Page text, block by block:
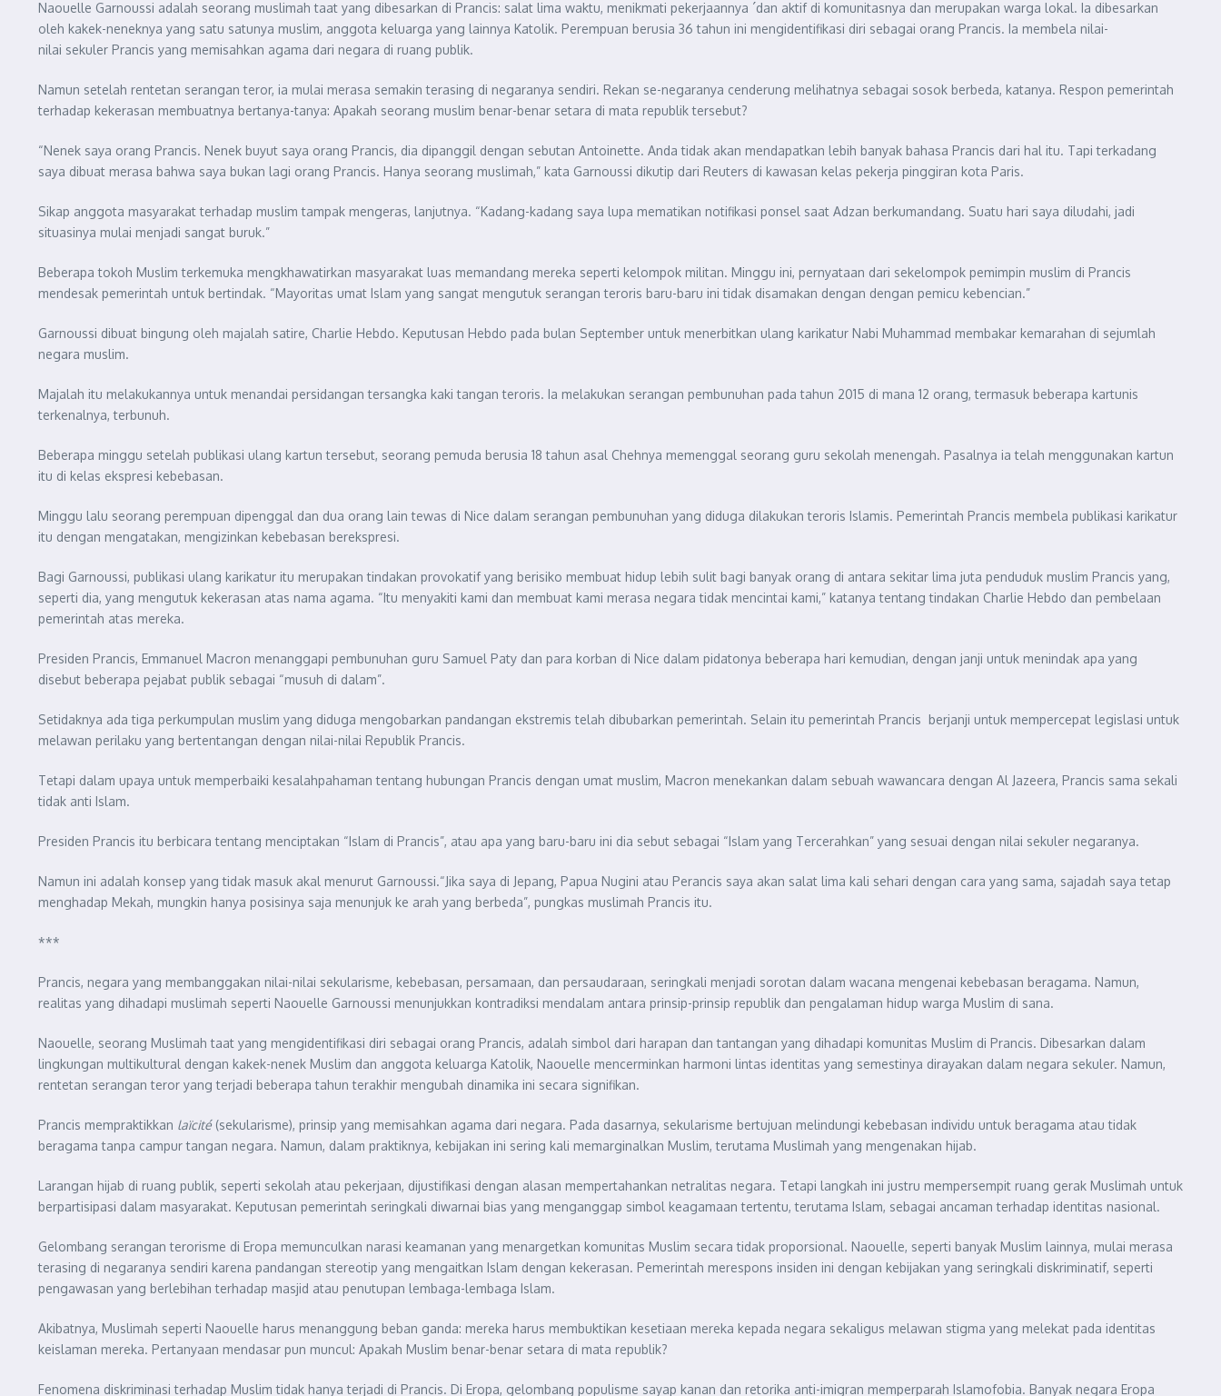
Naouelle Garnoussi adalah seorang muslimah taat yang dibesarkan di Prancis: salat lima waktu, menikmati pekerjaannya ´dan aktif di komunitasnya dan merupakan warga lokal. Ia dibesarkan
oleh kakek-neneknya yang satu satunya muslim, anggota keluarga yang lainnya Katolik. Perempuan berusia 36 tahun ini mengidentifikasi diri sebagai orang Prancis. Ia membela nilai-
nilai sekuler Prancis yang memisahkan agama dari negara di ruang publik.
Namun setelah rentetan serangan teror, ia mulai merasa semakin terasing di negaranya sendiri. Rekan se-negaranya cenderung melihatnya sebagai sosok berbeda, katanya. Respon pemerintah
terhadap kekerasan membuatnya bertanya-tanya: Apakah seorang muslim benar-benar setara di mata republik tersebut?
“Nenek saya orang Prancis. Nenek buyut saya orang Prancis, dia dipanggil dengan sebutan Antoinette. Anda tidak akan mendapatkan lebih banyak bahasa Prancis dari hal itu. Tapi terkadang
saya dibuat merasa bahwa saya bukan lagi orang Prancis. Hanya seorang muslimah,” kata Garnoussi dikutip dari Reuters di kawasan kelas pekerja pinggiran kota Paris.
Sikap anggota masyarakat terhadap muslim tampak mengeras, lanjutnya. “Kadang-kadang saya lupa mematikan notifikasi ponsel saat Adzan berkumandang. Suatu hari saya diludahi, jadi
situasinya mulai menjadi sangat buruk.”
Beberapa tokoh Muslim terkemuka mengkhawatirkan masyarakat luas memandang mereka seperti kelompok militan. Minggu ini, pernyataan dari sekelompok pemimpin muslim di Prancis
mendesak pemerintah untuk bertindak. “Mayoritas umat Islam yang sangat mengutuk serangan teroris baru-baru ini tidak disamakan dengan dengan pemicu kebencian.”
Garnoussi dibuat bingung oleh majalah satire, Charlie Hebdo. Keputusan Hebdo pada bulan September untuk menerbitkan ulang karikatur Nabi Muhammad membakar kemarahan di sejumlah
negara muslim.
Majalah itu melakukannya untuk menandai persidangan tersangka kaki tangan teroris. Ia melakukan serangan pembunuhan pada tahun 2015 di mana 12 orang, termasuk beberapa kartunis
terkenalnya, terbunuh.
Beberapa minggu setelah publikasi ulang kartun tersebut, seorang pemuda berusia 18 tahun asal Chehnya memenggal seorang guru sekolah menengah. Pasalnya ia telah menggunakan kartun
itu di kelas ekspresi kebebasan.
Minggu lalu seorang perempuan dipenggal dan dua orang lain tewas di Nice dalam serangan pembunuhan yang diduga dilakukan teroris Islamis. Pemerintah Prancis membela publikasi karikatur
itu dengan mengatakan, mengizinkan kebebasan berekspresi.
Bagi Garnoussi, publikasi ulang karikatur itu merupakan tindakan provokatif yang berisiko membuat hidup lebih sulit bagi banyak orang di antara sekitar lima juta penduduk muslim Prancis yang,
seperti dia, yang mengutuk kekerasan atas nama agama. “Itu menyakiti kami dan membuat kami merasa negara tidak mencintai kami,” katanya tentang tindakan Charlie Hebdo dan pembelaan
pemerintah atas mereka.
Presiden Prancis, Emmanuel Macron menanggapi pembunuhan guru Samuel Paty dan para korban di Nice dalam pidatonya beberapa hari kemudian, dengan janji untuk menindak apa yang
disebut beberapa pejabat publik sebagai “musuh di dalam”.
Setidaknya ada tiga perkumpulan muslim yang diduga mengobarkan pandangan ekstremis telah dibubarkan pemerintah. Selain itu pemerintah Prancis berjanji untuk mempercepat legislasi untuk
melawan perilaku yang bertentangan dengan nilai-nilai Republik Prancis.
Tetapi dalam upaya untuk memperbaiki kesalahpahaman tentang hubungan Prancis dengan umat muslim, Macron menekankan dalam sebuah wawancara dengan Al Jazeera, Prancis sama sekali
tidak anti Islam.
Presiden Prancis itu berbicara tentang menciptakan “Islam di Prancis”, atau apa yang baru-baru ini dia sebut sebagai “Islam yang Tercerahkan” yang sesuai dengan nilai sekuler negaranya.
Namun ini adalah konsep yang tidak masuk akal menurut Garnoussi.“Jika saya di Jepang, Papua Nugini atau Perancis saya akan salat lima kali sehari dengan cara yang sama, sajadah saya tetap
menghadap Mekah, mungkin hanya posisinya saja menunjuk ke arah yang berbeda”, pungkas muslimah Prancis itu.
***
Prancis, negara yang membanggakan nilai-nilai sekularisme, kebebasan, persamaan, dan persaudaraan, seringkali menjadi sorotan dalam wacana mengenai kebebasan beragama. Namun,
realitas yang dihadapi muslimah seperti Naouelle Garnoussi menunjukkan kontradiksi mendalam antara prinsip-prinsip republik dan pengalaman hidup warga Muslim di sana.
Naouelle, seorang Muslimah taat yang mengidentifikasi diri sebagai orang Prancis, adalah simbol dari harapan dan tantangan yang dihadapi komunitas Muslim di Prancis. Dibesarkan dalam
lingkungan multikultural dengan kakek-nenek Muslim dan anggota keluarga Katolik, Naouelle mencerminkan harmoni lintas identitas yang semestinya dirayakan dalam negara sekuler. Namun,
rentetan serangan teror yang terjadi beberapa tahun terakhir mengubah dinamika ini secara signifikan.
Prancis mempraktikkan laïcité(sekularisme), prinsip yang memisahkan agama dari negara. Pada dasarnya, sekularisme bertujuan melindungi kebebasan individu untuk beragama atau tidak
beragama tanpa campur tangan negara. Namun, dalam praktiknya, kebijakan ini sering kali memarginalkan Muslim, terutama Muslimah yang mengenakan hijab.
Larangan hijab di ruang publik, seperti sekolah atau pekerjaan, dijustifikasi dengan alasan mempertahankan netralitas negara. Tetapi langkah ini justru mempersempit ruang gerak Muslimah untuk
berpartisipasi dalam masyarakat. Keputusan pemerintah seringkali diwarnai bias yang menganggap simbol keagamaan tertentu, terutama Islam, sebagai ancaman terhadap identitas nasional.
Gelombang serangan terorisme di Eropa memunculkan narasi keamanan yang menargetkan komunitas Muslim secara tidak proporsional. Naouelle, seperti banyak Muslim lainnya, mulai merasa
terasing di negaranya sendiri karena pandangan stereotip yang mengaitkan Islam dengan kekerasan. Pemerintah merespons insiden ini dengan kebijakan yang seringkali diskriminatif, seperti
pengawasan yang berlebihan terhadap masjid atau penutupan lembaga-lembaga Islam.
Akibatnya, Muslimah seperti Naouelle harus menanggung beban ganda: mereka harus membuktikan kesetiaan mereka kepada negara sekaligus melawan stigma yang melekat pada identitas
keislaman mereka. Pertanyaan mendasar pun muncul: Apakah Muslim benar-benar setara di mata republik?
Fenomena diskriminasi terhadap Muslim tidak hanya terjadi di Prancis. Di Eropa, gelombang populisme sayap kanan dan retorika anti-imigran memperparah Islamofobia. Banyak negara Eropa